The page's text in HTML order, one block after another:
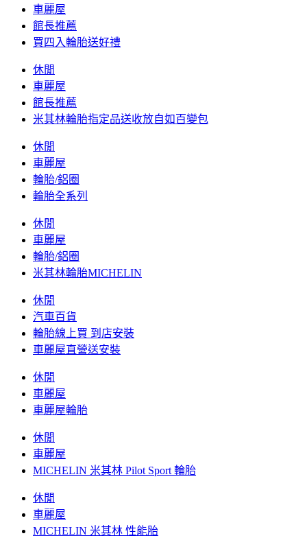
車麗屋
館長推薦
買四入輪胎送好禮
休閒
車麗屋
館長推薦
米其林輪胎指定品送收放自如百變包
休閒
車麗屋
輪胎/鋁圈
輪胎全系列
休閒
車麗屋
輪胎/鋁圈
米其林輪胎MICHELIN
休閒
汽車百貨
輪胎線上買 到店安裝
車麗屋直營送安裝
休閒
車麗屋
車麗屋輪胎
休閒
車麗屋
MICHELIN 米其林 Pilot Sport 輪胎
休閒
車麗屋
MICHELIN 米其林 性能胎